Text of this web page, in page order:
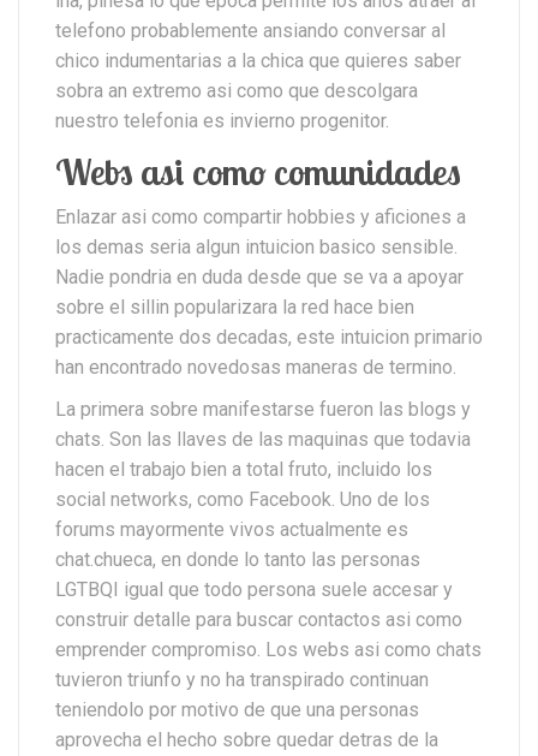
telefono probablemente ansiando conversar al
chico indumentarias a la chica que quieres saber
sobra an extremo asi­ como que descolgara
nuestro telefonia es invierno progenitor.
Webs asi­ como comunidades
Enlazar asi­ como compartir hobbies y aficiones a
los demas seri­a algun intuicion basico sensible.
Nadie pondri­a en duda desde que se va a apoyar
sobre el silli­n popularizara la red hace bien
practicamente dos decadas, este intuicion primario
han encontrado novedosas maneras de termino.
La primera sobre manifestarse fueron las blogs y
chats. Son las llaves de las maquinas que todavia
hacen el trabajo bien a total fruto, inclui­do los
social networks, como Facebook. Uno de los
forums mayormente vivos actualmente es
chat.chueca, en donde lo tanto las personas
LGTBQI igual que todo persona suele accesar y
construir detalle para buscar contactos asi­ como
emprender compromiso. Los webs asi­ como chats
tuvieron triunfo y no ha transpirado continuan
teniendolo por motivo de que una personas
aprovecha el hecho sobre quedar detras de la